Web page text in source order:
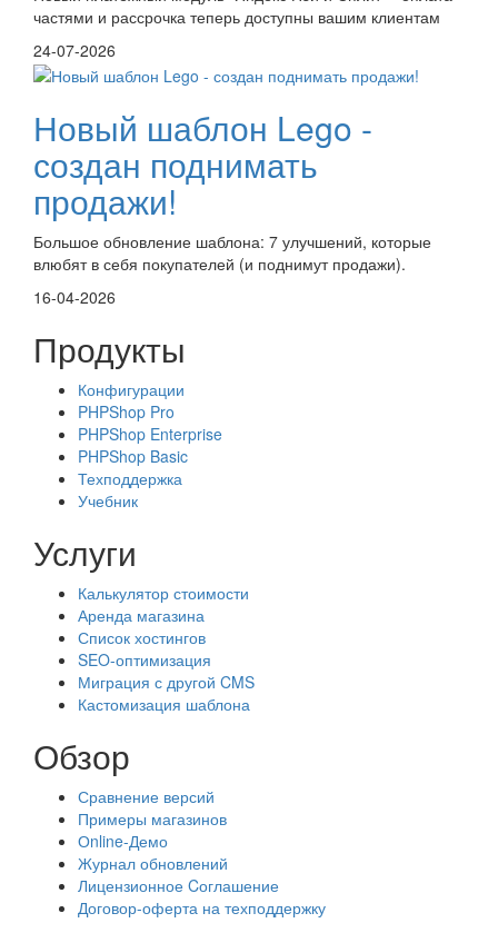
частями и рассрочка теперь доступны вашим клиентам
24-07-2026
Новый шаблон Lego -
создан поднимать
продажи!
Большое обновление шаблона: 7 улучшений, которые
влюбят в себя покупателей (и поднимут продажи).
16-04-2026
Продукты
Конфигурации
PHPShop Pro
PHPShop Enterprise
PHPShop Basic
Техподдержка
Учебник
Услуги
Калькулятор стоимости
Аренда магазина
Список хостингов
SEO-оптимизация
Миграция с другой CMS
Кастомизация шаблона
Обзор
Сравнение версий
Примеры магазинов
Оnline-Демо
Журнал обновлений
Лицензионное Cоглашение
Договор-оферта на техподдержку